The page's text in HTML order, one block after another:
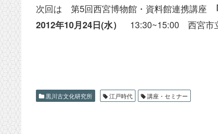
次回は 第5回西宮博物館・資料館連携講座
2012年10月24日(水）
13:30~15:00 西宮市
黒川古文化研究所 江戸時代 講座・セミナー